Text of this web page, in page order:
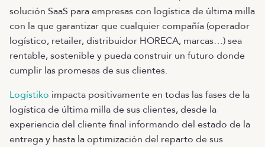
solución SaaS para empresas con logística de última milla
con la que garantizar que cualquier compañía (operador
logístico, retailer, distribuidor HORECA, marcas…) sea
rentable, sostenible y pueda construir un futuro donde
cumplir las promesas de sus clientes.
Logístiko impacta positivamente en todas las fases de la
logística de última milla de sus clientes, desde la
experiencia del cliente final informando del estado de la
entrega y hasta la optimización del reparto de sus